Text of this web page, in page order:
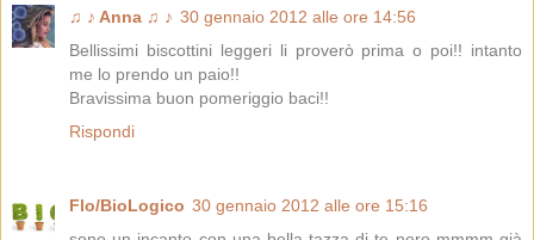
♫ ♪ Anna ♫ ♪ 30 gennaio 2012 alle ore 14:56
Bellissimi biscottini leggeri li proverò prima o poi!! intanto
me lo prendo un paio!!
Bravissima buon pomeriggio baci!!
Rispondi
Flo/BioLogico 30 gennaio 2012 alle ore 15:16